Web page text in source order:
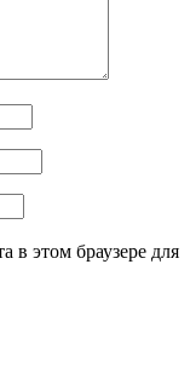
в этом браузере для